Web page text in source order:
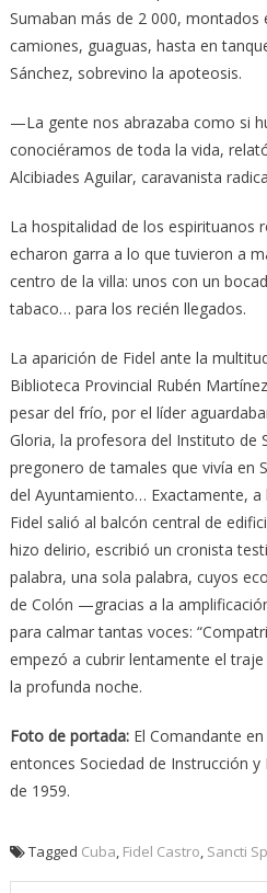
Sumaban más de 2 000, montados
camiones, guaguas, hasta en
Sánchez, sobrevino la apoteosis.
—La gente nos abrazaba como si
conociéramos de toda la vida,
Alcibiades Aguilar, caravanista
La hospitalidad de los espirituanos
echaron garra a lo que tuvieron a
centro de la villa: unos con un
tabaco… para los recién llegados.
La aparición de Fidel ante la
Biblioteca Provincial Rubén
pesar del frío, por el líder
Gloria, la profesora del Instituto de
pregonero de tamales que vivía en
del Ayuntamiento… Exactamente, a
Fidel salió al balcón central de
hizo delirio, escribió un cronista
palabra, una sola palabra, cuyos
de Colón —gracias a la
para calmar tantas voces:
empezó a cubrir lentamente el
la profunda noche.
Foto de portada:El Comandante en
entonces Sociedad de Instrucción
de 1959.
Tagged Cuba Fidel Castro Sancti